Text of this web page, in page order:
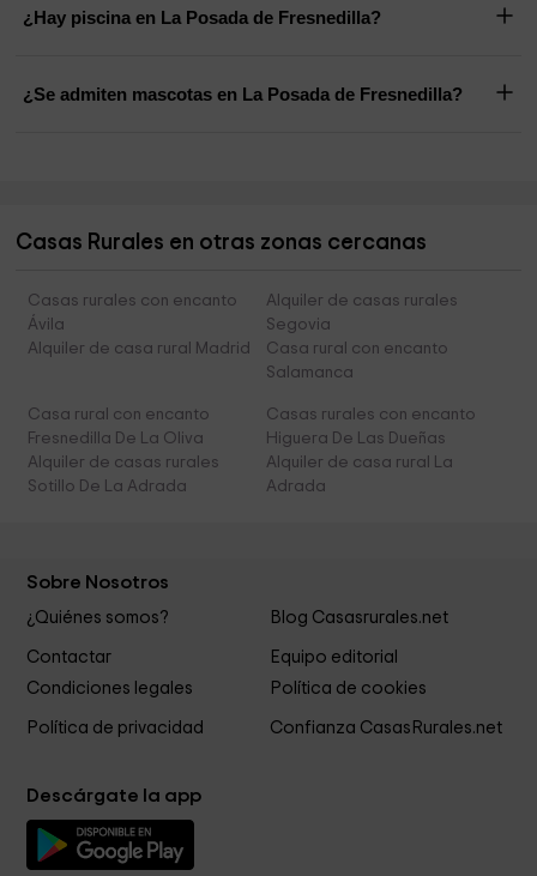
¿Hay piscina en La Posada de Fresnedilla?
¿Se admiten mascotas en La Posada de Fresnedilla?
Casas Rurales en otras zonas cercanas
Casas rurales con encanto
Ávila
Alquiler de casas rurales
Segovia
Alquiler de casa rural Madrid
Casa rural con encanto
Salamanca
Casa rural con encanto
Fresnedilla De La Oliva
Casas rurales con encanto
Higuera De Las Dueñas
Alquiler de casas rurales
Sotillo De La Adrada
Alquiler de casa rural La
Adrada
Sobre Nosotros
¿Quiénes somos? Blog Casasrurales.net
Contactar
Equipo editorial
Condiciones legales
Política de cookies
Política de privacidad Confianza CasasRurales.net
Descárgate la app